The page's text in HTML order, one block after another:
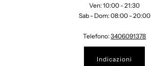
Ven: 10:00 - 21:30
Sab - Dom: 08:00 - 20:00
Telefono:3406091378
Indicazioni